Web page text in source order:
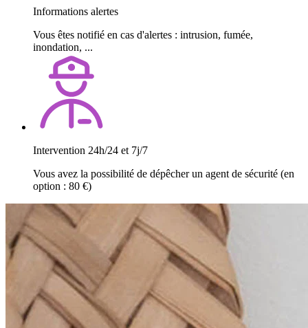
Informations alertes
Vous êtes notifié en cas d'alertes : intrusion, fumée,
inondation, ...
Intervention 24h/24 et 7j/7
Vous avez la possibilité de dépêcher un agent de sécurité (en
option : 80 €)